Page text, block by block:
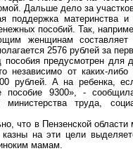
Дальше дело за
поддержка материнства
пособий. Так,
женщинам
2576 рублей за
пособия предусмотрен для
независимо от каких-
рублей. А на ребенка,
пособие 9300», -
министерства труда,
что в Пензенской
казны на эти цели
мамам.